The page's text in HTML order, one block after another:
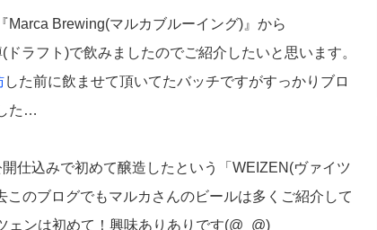
Marca Brewing(マルカブルーイング)』から
(ドラフト)で飲みましたのでご紹介したいと思います。
した前に飲ませて頂いてたバッチですがすっかりブロ
た…
仕込みで初めて醸造したという「WEIZEN(ヴァイツ
このブログでもマルカさんのビールは多くご紹介して
ェンは初めて！興味ありありです(@_@)